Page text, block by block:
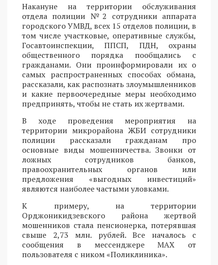
Накануне на территории обслуживания
отдела полиции №2 сотрудники аппарата
городского УМВД, всех 15 отделов полиции, в
том числе участковые, оперативные службы,
Госавтоинспекции, ППСП, ПДН, охраны
общественного порядка пообщались с
гражданами. Они проинформировали их о
самых распространенных способах обмана,
рассказали, как распознать злоумышленников
и какие первоочередные меры необходимо
предпринять, чтобы не стать их жертвами.
В ходе проведения мероприятия на
территории микрорайона ЖБИ сотрудники
полиции рассказали гражданам про
основные виды мошенничества. Звонки от
ложных сотрудников банков,
правоохранительных органов или
предложения «выгодных инвестиций»
являются наиболее частыми уловками.
К примеру, на территории
Орджоникидзевского района жертвой
мошенников стала пенсионерка, потерявшая
свыше 2,73 млн. рублей. Все началось с
сообщения в мессенджере MAX от
пользователя с ником «Поликлиника».